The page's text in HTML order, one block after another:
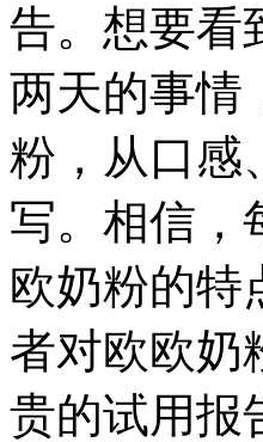
告。想要看
两天的事情
粉，从口感
写。相信，
欧奶粉的特
者对欧欧奶
贵的试用报